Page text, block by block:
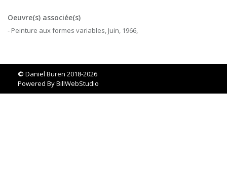
Oeuvre(s) associée(s)
- Peinture aux formes variables, Juin, 1966,
© Daniel Buren 2018-2026
Powered ByBillWebStudio